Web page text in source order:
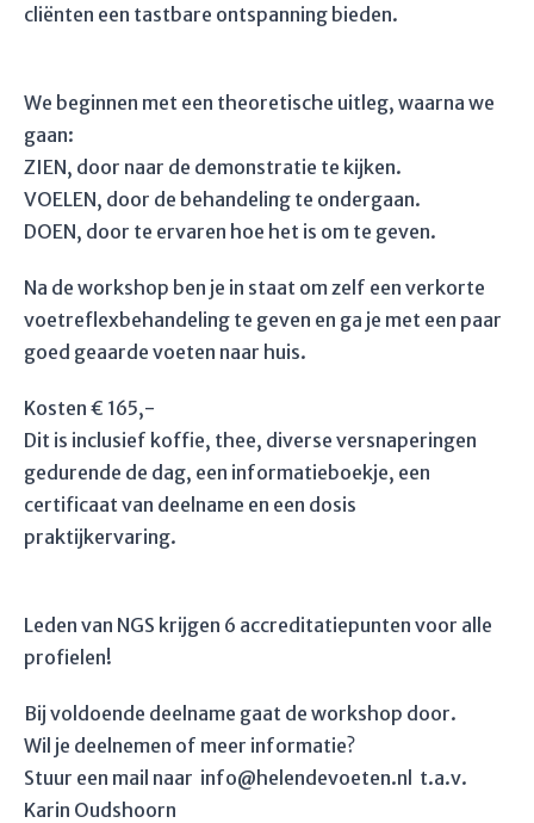
cliënten een tastbare ontspanning bieden.
We beginnen met een theoretische uitleg, waarna we
gaan:
ZIEN, door naar de demonstratie te kijken.
VOELEN, door de behandeling te ondergaan.
DOEN, door te ervaren hoe het is om te geven.
Na de workshop ben je in staat om zelf een verkorte
voetreflexbehandeling te geven en ga je met een paar
goed geaarde voeten naar huis.
Kosten € 165,-
Dit is inclusief koffie, thee, diverse versnaperingen
gedurende de dag, een informatieboekje, een
certificaat van deelname en een dosis
praktijkervaring.
Leden van NGS krijgen 6 accreditatiepunten voor alle
profielen!
Bij voldoende deelname gaat de workshop door.
Wil je deelnemen of meer informatie?
Stuur een mail naar info@helendevoeten.nl t.a.v.
Karin Oudshoorn